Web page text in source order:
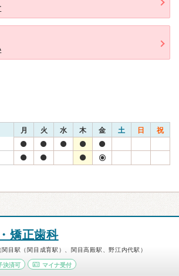
月 火 水 木 金 土 日 祝
矯正歯科
目駅（関目成育駅）、関目高殿駅、野江内代駅）
決済可 マイナ受付